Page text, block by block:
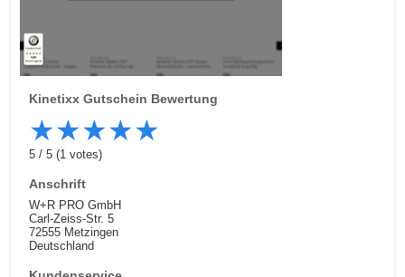
Kinetixx Gutschein Bewertung
★★★★★
5/5 (1 votes)
Anschrift
W+R PRO GmbH
Carl-Zeiss-Str. 5
72555 Metzingen
Deutschland